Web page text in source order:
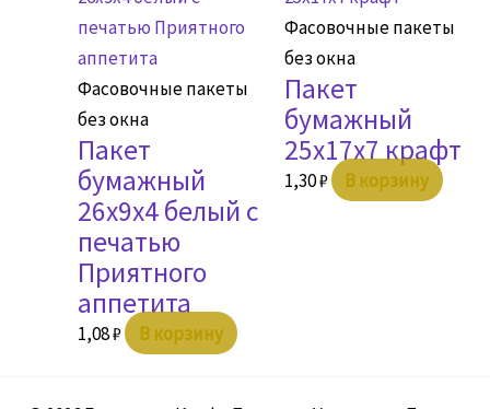
Фасовочные пакеты
без окна
Пакет
бумажный
26х9х4 белый с
печатью
Приятного
аппетита
1,08₽ В корзину
Фасовочные пакеты
без окна
Пакет
бумажный
25х17х7 крафт
1,30₽ В корзину